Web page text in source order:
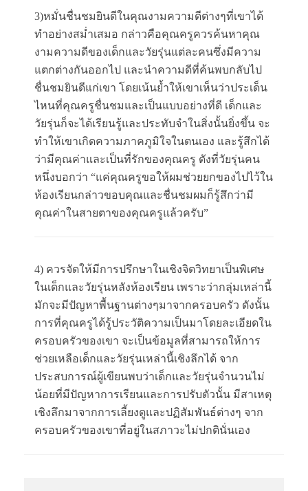
3)หมั่นชื่นชมยินดีในคุณงามความดีต่างๆที่เขาได้
ทำอย่างสม่ำเสมอ กล่าวคือคุณครูควรค้นหาคุณ
งามความดีของเด็กและวัยรุ่นแต่ละคนซึ่งมีความ
แตกต่างกันออกไป และนำความดีที่ค้นพบกลับไป
ชื่นชมยินดีแก่เขา โดยเน้นย้ำให้เขาเห็นว่าประเด็น
ไหนที่คุณครูชื่นชมและเป็นแบบอย่างที่ดี เด็กและ
วัยรุ่นก็จะได้เรียนรู้และประทับจำในสิ่งนั้นยิ่งขึ้น จะ
ทำให้เขาเกิดความภาคภูมิใจในตนเอง และรู้สึกได้
ว่ามีคุณค่าและเป็นที่รักของคุณครู ดังที่วัยรุ่นคน
หนึ่งบอกว่า “แค่คุณครูขอให้ผมช่วยยกของไปไว้ใน
ห้องเรียนกล่าวขอบคุณและชื่นชมผมก็รู้สึกว่ามี
คุณค่าในสายตาของคุณครูแล้วครับ”
4) ควรจัดให้มีการปรึกษาในเชิงจิตวิทยาเป็นพิเศษ
ในเด็กและวัยรุ่นหลังห้องเรียน เพราะว่ากลุ่มเหล่านี้
มักจะมีปัญหาพื้นฐานต่างๆมาจากครอบครัว ดังนั้น
การที่คุณครูได้รู้ประวัติความเป็นมาโดยละเอียดใน
ครอบครัวของเขา จะเป็นข้อมูลที่สามารถให้การ
ช่วยเหลือเด็กและวัยรุ่นเหล่านี้เชิงลึกได้ จาก
ประสบการณ์ผู้เขียนพบว่าเด็กและวัยรุ่นจำนวนไม่
น้อยที่มีปัญหาการเรียนและการปรับตัวนั้น มีสาเหตุ
เชิงลึกมาจากการเลี้ยงดูและปฏิสัมพันธ์ต่างๆ จาก
ครอบครัวของเขาที่อยู่ในสภาวะไม่ปกตินั่นเอง